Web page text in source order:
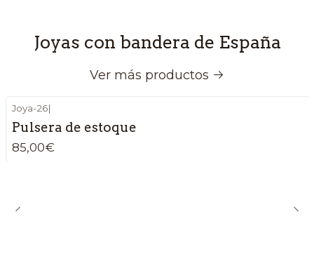
Joyas con bandera de España
Ver más productos
Joya-26|
Pulsera de estoque
85,00€